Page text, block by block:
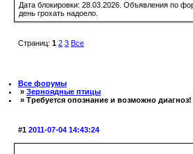
Дата блокировки: 28.03.2026. Объявления по
день грохать надоело.
Страниц: 1 2 3 Все
Все форумы
» Зерноядные птицы
» Требуется опознание и возможно
#1 2011-07-04 14:43:24